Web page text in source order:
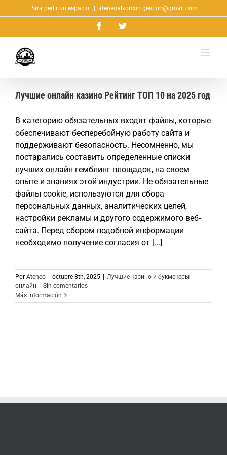
al
Para pedir un espacio: ateneoalkorcon.gestion@gmail.com
FacebookTwitter
Лучшие онлайн казино Рейтинг ТОП 10 на 2025 год
В категорию обязательных входят файлы, которые
обеспечивают бесперебойную работу сайта и
поддерживают безопасность. Несомненно, мы
постарались составить определенные списки
лучших онлайн гемблинг площадок, на своем
опыте и знаниях этой индустрии. Не обязательные
файлы cookie, используются для сбора
персональных данных, аналитических целей,
настройки рекламы и другого содержимого веб-
сайта. Перед сбором подобной информации
необходимо получение согласия от [...]
Por Ateneo octubre 8th, 2025
Лучшие казино и букмекеры
онлайн
Sin comentarios
Más información